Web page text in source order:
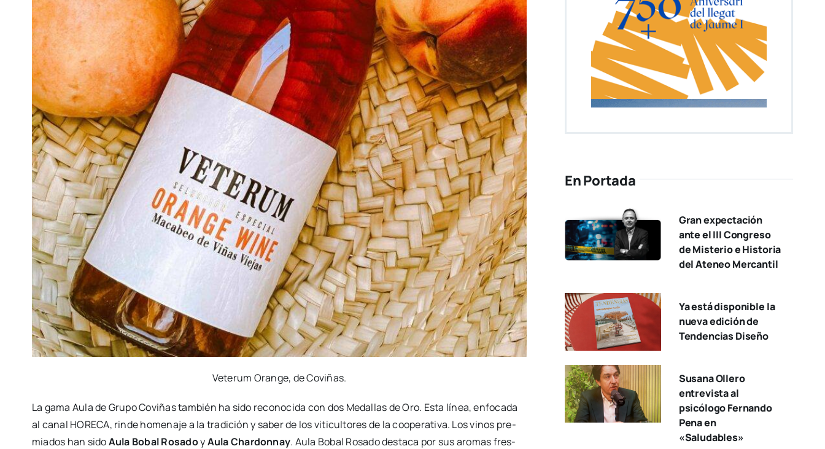
Vete­rum Oran­ge, de Covi­ñas.
La gama Aula de Gru­po Covi­ñas tam­bién ha sido reco­no­ci­da con dos Meda­llas de Oro. Esta línea, enfo­ca­da
al canal HORECA, rin­de home­na­je a la tra­di­ción y saber de los viti­cul­to­res de la coope­ra­ti­va. Los vinos pre­
mia­dos han sidoAula Bobal Rosa­doyAula Char­don­nay. Aula Bobal Rosa­do des­ta­ca por sus aro­mas fres­
En Portada
Gran expectación
ante el III Congreso
de Misterio e Historia
del Ateneo Mercantil
Ya está disponible la
nueva edición de
Tendencias Diseño
Susana Ollero
entrevista al
psicólogo Fernando
Pena en
«Saludables»